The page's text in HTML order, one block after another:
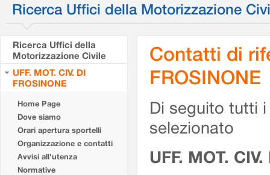
Ricerca Uffici della Motorizzazione
Ricerca Uffici della
Motorizzazione Civile
UFF. MOT. CIV. DI
FROSINONE
Home Page
Dove siamo
Orari apertura sportelli
Organizzazione e contatti
Avvisi all'utenza
Normative
Contatti di
FROSINONE
Di seguito tutti
selezionato
UFF. MOT.